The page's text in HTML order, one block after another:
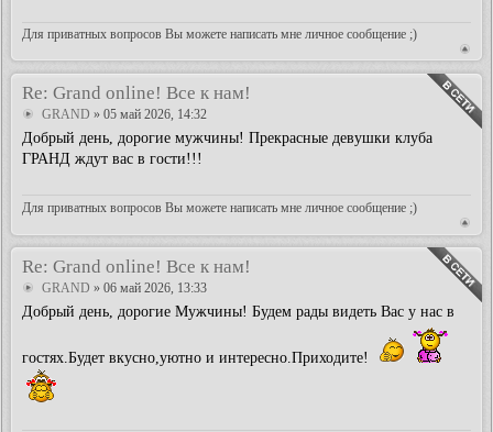
Для приватных вопросов Вы можете написать мне личное сообщение ;)
Re: Grand online! Все к нам!
GRAND » 05 май 2026, 14:32
Добрый день, дорогие мужчины! Прекрасные девушки клуба
ГРАНД ждут вас в гости!!!
Для приватных вопросов Вы можете написать мне личное сообщение ;)
Re: Grand online! Все к нам!
GRAND » 06 май 2026, 13:33
Добрый день, дорогие Мужчины! Будем рады видеть Вас у нас в
гостях.Будет вкусно,уютно и интересно.Приходите!